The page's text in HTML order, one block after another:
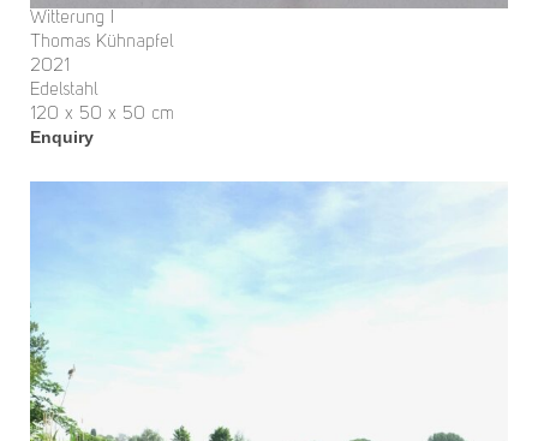
Witterung I
Thomas Kühnapfel
2021
Edelstahl
120 x 50 x 50 cm
Enquiry